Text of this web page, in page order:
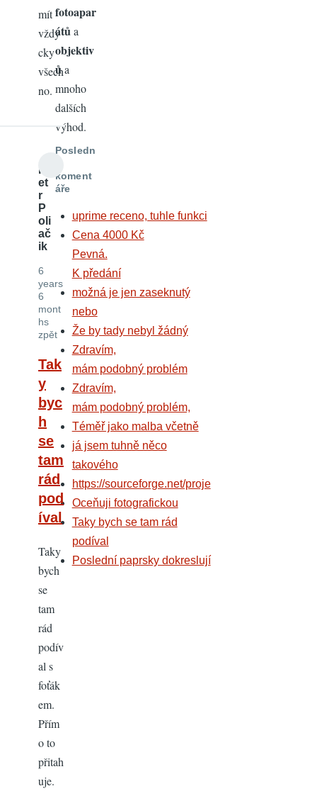
mít
vždy
cky
všech
no.
P
et
r
P
oli
ač
ik
6
years
6
mont
hs
zpět
Tak
y
byc
h
se
tam
rád
pod
íval
Taky
bych
se
tam
rád
podív
al s
foťák
em.
Přím
o to
přitah
uje.
fotoapar
átů a
objektiv
ůa
mnoho
dalších
výhod.
Posledn
koment
áře
uprime receno, tuhle funkci
Cena 4000 Kč
Pevná.
K předání
možná je jen zaseknutý
nebo
Že by tady nebyl žádný
Zdravím,
mám podobný problém
Zdravím,
mám podobný problém,
Téměř jako malba včetně
já jsem tuhně něco
takového
https://sourceforge.net/proje
Oceňuji fotografickou
Taky bych se tam rád
podíval
Poslední paprsky dokreslují